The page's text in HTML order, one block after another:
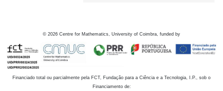
© 2026 Centre for Mathematics, University of Coimbra, funded by
Financiado total ou parcialmente pela FCT, Fundação para a Ciência e a Tecnologia, I.P., sob o
Financiamento de: